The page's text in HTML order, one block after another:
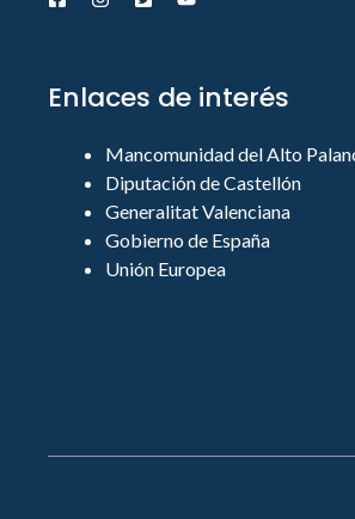
Enlaces de interés
Mancomunidad del Alto
Diputación de Castellón
Generalitat Valenciana
Gobierno de España
Unión Europea